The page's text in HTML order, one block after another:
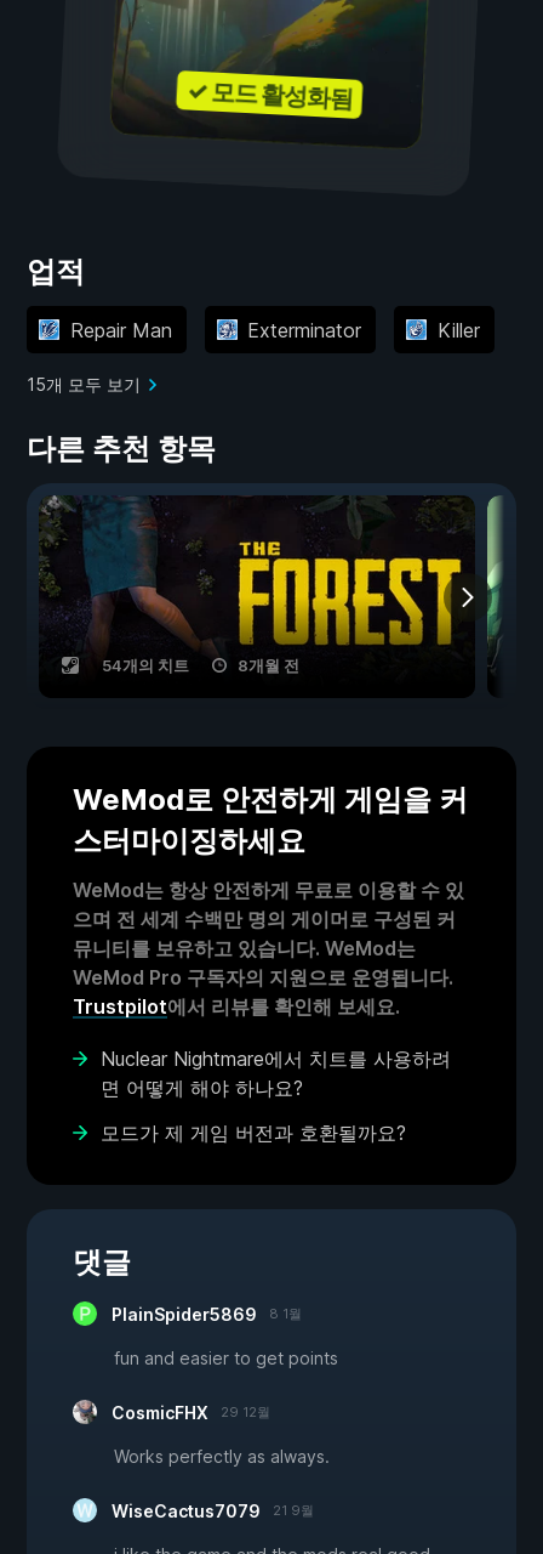
✓ 모드 활성화됨
업적
Repair Man Exterminator Killer
15개 모두 보기
다른 추천 항목
54개의 치트 8개월 전
WeMod로 안전하게 게임을 커
스터마이징하세요
WeMod는 항상 안전하게 무료로 이용할 수 있
으며 전 세계 수백만 명의 게이머로 구성된 커
뮤니티를 보유하고 있습니다. WeMod는
WeMod Pro 구독자의 지원으로 운영됩니다.
Trustpilot에서 리뷰를 확인해 보세요.
Nuclear Nightmare에서 치트를 사용하려
면 어떻게 해야 하나요?
모드가 제 게임 버전과 호환될까요?
댓글
PlainSpider5869 8 1월
fun and easier to get points
CosmicFHX 29 12월
Works perfectly as always.
WiseCactus7079 21 9월